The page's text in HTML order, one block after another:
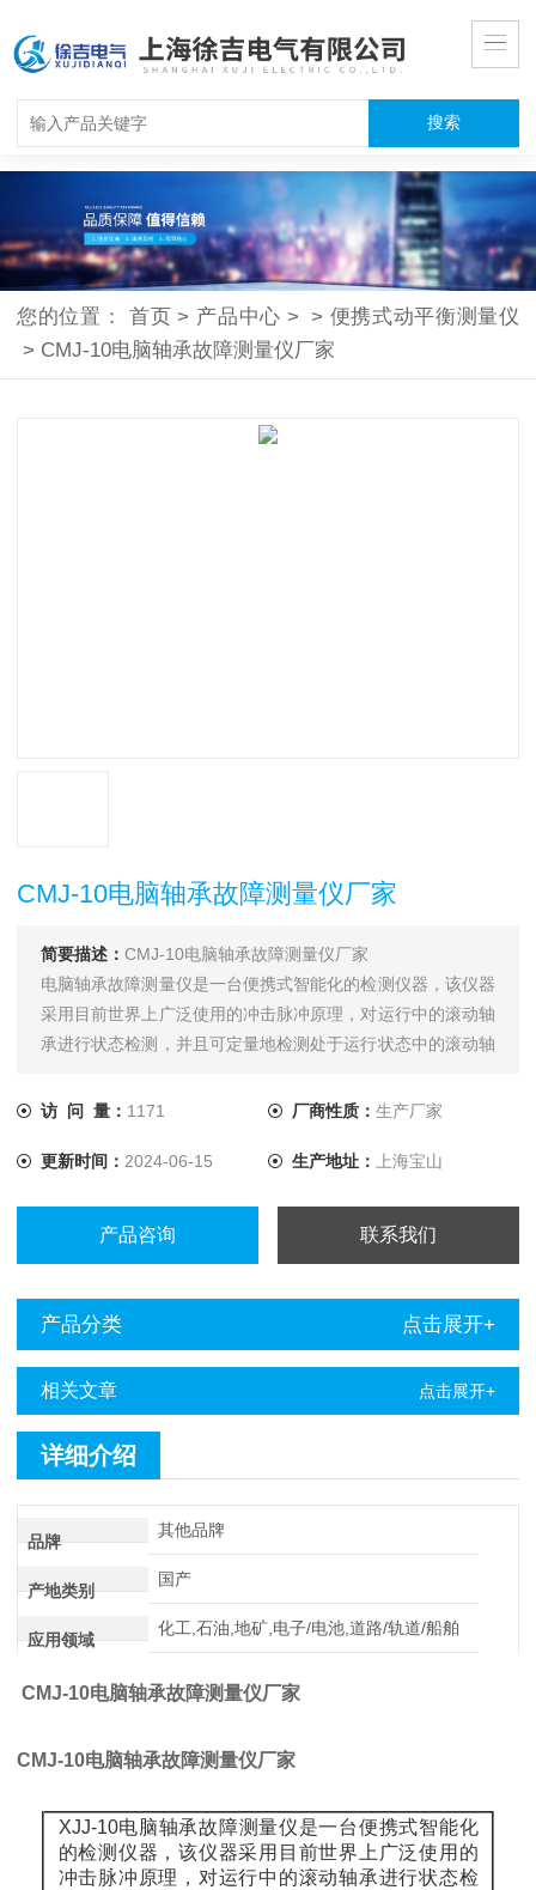
您的位置：首页 > 产品中心 > > 便携式动平衡测量仪
> CMJ-10电脑轴承故障测量仪厂家
CMJ-10电脑轴承故障测量仪厂家
简要描述： CMJ-10电脑轴承故障测量仪厂家
电脑轴承故障测量仪是一台便携式智能化的检测仪器，该仪器
采用目前世界上广泛使用的冲击脉冲原理，对运行中的滚动轴
承进行状态检测，并且可定量地检测处于运行状态中的滚动轴
泛应用于航空航天、冶金、化工、食品、煤炭、轻工等行业，
访 问 量： 1171 厂商性质： 生产厂家
更新时间： 2024-06-15 生产地址： 上海宝山
产品咨询 联系我们
产品分类 点击展开+
相关文章 点击展开+
详细介绍
品牌
其他品牌
产地类别
国产
应用领域
化工,石油,地矿,电子/电池,道路/轨道/船舶
CMJ-10电脑轴承故障测量仪厂家
CMJ-10电脑轴承故障测量仪厂家
XJJ-10电脑轴承故障测量仪是一台便携式智能化
的检测仪器，该仪器采用目前世界上广泛使用的
冲击脉冲原理，对运行中的滚动轴承进行状态检